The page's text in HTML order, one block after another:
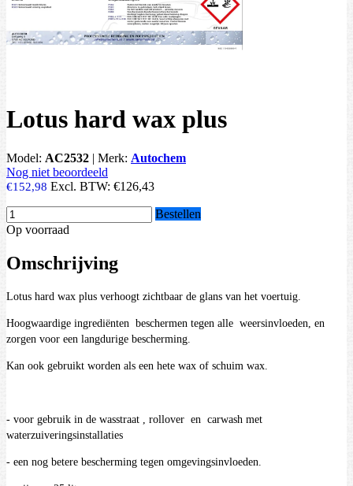
Lotus hard wax plus
Model: AC2532 | Merk: Autochem
Nog niet beoordeeld
€152,98 Excl. BTW: €126,43
Bestellen
Op voorraad
Omschrijving
Lotus hard wax plus verhoogt zichtbaar de glans van het voertuig.
Hoogwaardige ingrediënten beschermen tegen alle weersinvloeden, en
zorgen voor een langdurige bescherming.
Kan ook gebruikt worden als een hete wax of schuim wax.
- voor gebruik in de wasstraat , rollover en carwash met
waterzuiveringsinstallaties
- een nog betere bescherming tegen omgevingsinvloeden.